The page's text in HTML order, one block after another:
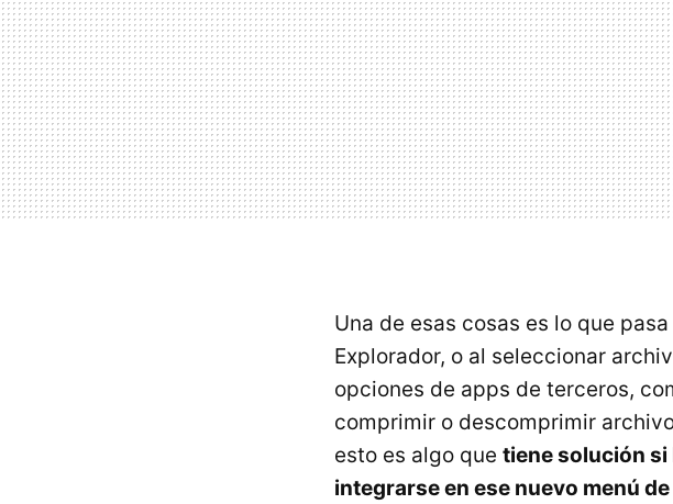
Una de esas cosas es lo que
Explorador, o al seleccionar
opciones de apps de terceros,
comprimir o descomprimir
esto es algo que tiene solución si
integrarse en ese nuevo menú